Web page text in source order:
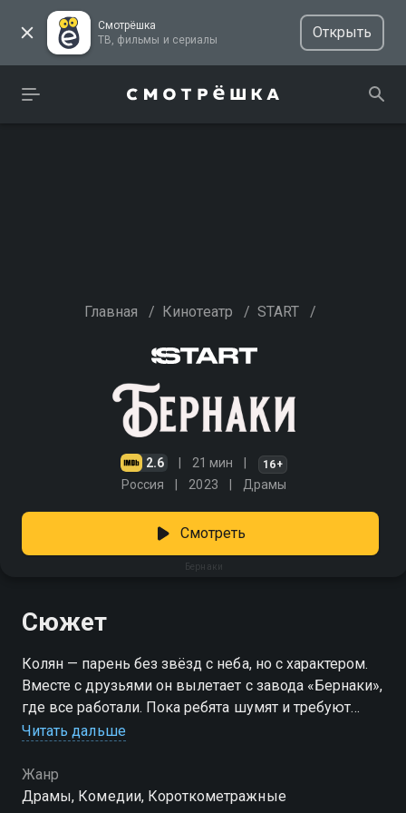
Смотрёшка
ТВ, фильмы и сериалы
Открыть
Главная / Кинотеатр / START /
2.6 21 мин 16+
Россия 2023 Драмы
Бернаки
Смотреть
Сюжет
Колян — парень без звёзд с неба, но с характером.
Вместе с друзьями он вылетает с завода «Бернаки»,
где все работали. Пока ребята шумят и требуют
объяснений, Коля идёт другим путём: бреет лоб,
— продавать себя как бренд. Внезапно его план
срабатывает, и из простого работяги он
Читать дальше
Жанр
Драмы, Комедии, Короткометражные